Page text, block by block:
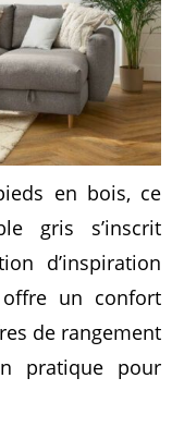
en bois, ce
gris s’inscrit
d’inspiration
un confort
de rangement
pratique pour